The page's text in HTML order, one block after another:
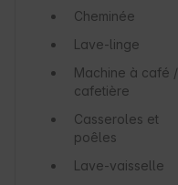
Cheminée
Lave-linge
Machine à café /
cafetière
Casseroles et
poêles
Lave-vaisselle